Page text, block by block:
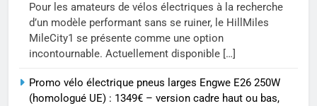
Pour les amateurs de vélos électriques à la recherche
d’un modèle performant sans se ruiner, le HillMiles
MileCity1 se présente comme une option
incontournable. Actuellement disponible […]
Promo vélo électrique pneus larges Engwe E26 250W
(homologué UE) : 1349€ – version cadre haut ou bas,